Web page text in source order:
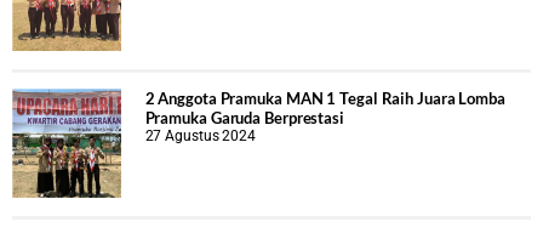
2 Anggota Pramuka MAN 1 Tegal Raih Juara Lomba
Pramuka Garuda Berprestasi
27 Agustus 2024